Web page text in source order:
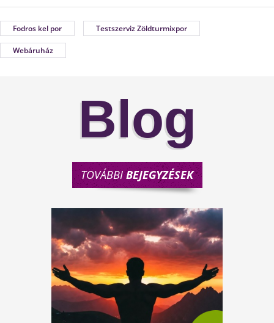
Fodros kel por Testszerviz Zöldturmixpor
Webáruház
Blog
TOVÁBBIBEJEGYZÉSEK